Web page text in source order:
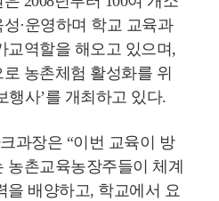
·운영하며 학교 교육과
교역할을 해오고 있으며,
농촌체험 활성화를 위
행사’를 개최하고 있다.
과장은 “이번 교육이 방
촌교육농장주들이 체계
을 배양하고, 학교에서 요